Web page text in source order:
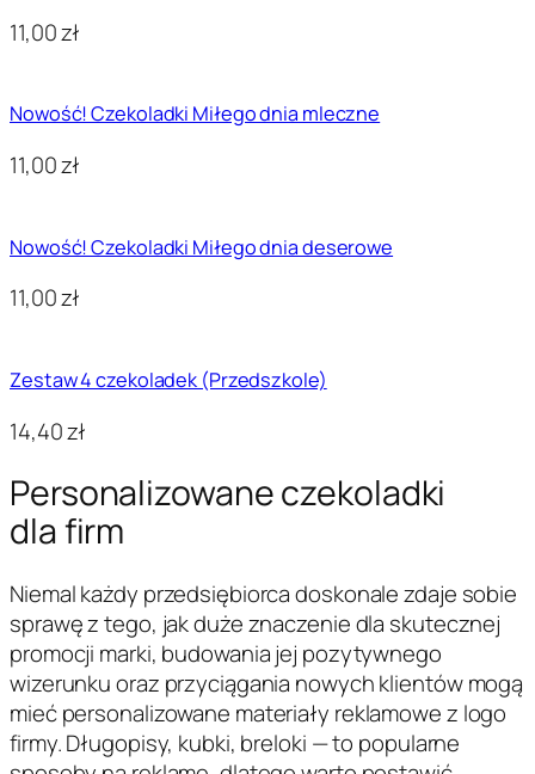
11,00zł
Nowość! Czekoladki Miłego dnia mleczne
11,00zł
Nowość! Czekoladki Miłego dnia deserowe
11,00zł
Zestaw 4 czekoladek (Przedszkole)
14,40zł
Personalizowane czekoladki
dla firm
Niemal każdy przedsiębiorca doskonale zdaje sobie
sprawę z tego, jak duże znaczenie dla skutecznej
promocji marki, budowania jej pozytywnego
wizerunku oraz przyciągania nowych klientów mogą
mieć personalizowane materiały reklamowe z logo
firmy. Długopisy, kubki, breloki — to popularne